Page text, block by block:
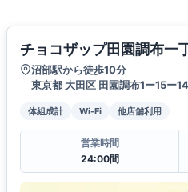
チョコザップ田園調布一
沼部駅から徒歩10分
東京都 大田区 田園調布1ー15ー
体組成計 Wi-Fi 他店舗利用
営業時間
24:00間